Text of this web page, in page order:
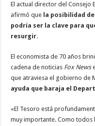
El actual director del Consejo
afirmó que la posibilidad
podría ser la clave para
resurgir.
El economista de 70 años
cadena de noticias Fox News
que atraviesa el gobierno de
ayuda que baraja el
«El Tesoro está
muy importante. Como todos